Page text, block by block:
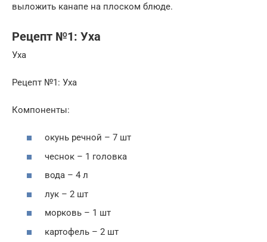
выложить канапе на плоском блюде.
Рецепт №1: Уха
Уха
Рецепт №1: Уха
Компоненты:
окунь речной – 7 шт
чеснок – 1 головка
вода – 4 л
лук – 2 шт
морковь – 1 шт
картофель – 2 шт